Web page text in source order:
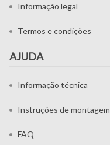
Informação legal
Termos e condições
AJUDA
Informação técnica
Instruções de montagem
FAQ